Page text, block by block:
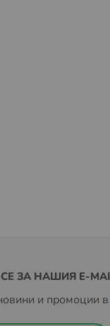
ЗА НАШИЯ E-
и промоции в